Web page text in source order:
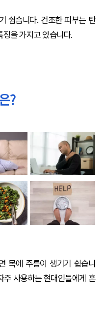
쉽습니다. 건조한 피부는 탄
을 가지고 있습니다.
?
목에 주름이 생기기 쉽습니
주 사용하는 현대인들에게 흔